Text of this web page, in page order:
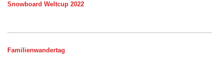
Snowboard Weltcup 2022
Familienwandertag